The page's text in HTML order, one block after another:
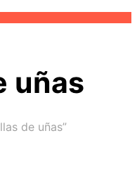
uñas
de uñas”